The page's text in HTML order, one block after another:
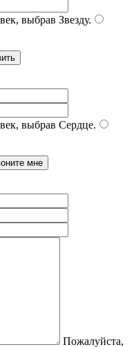
выбрав Звезду.
выбрав Сердце.
Пожалуйста,